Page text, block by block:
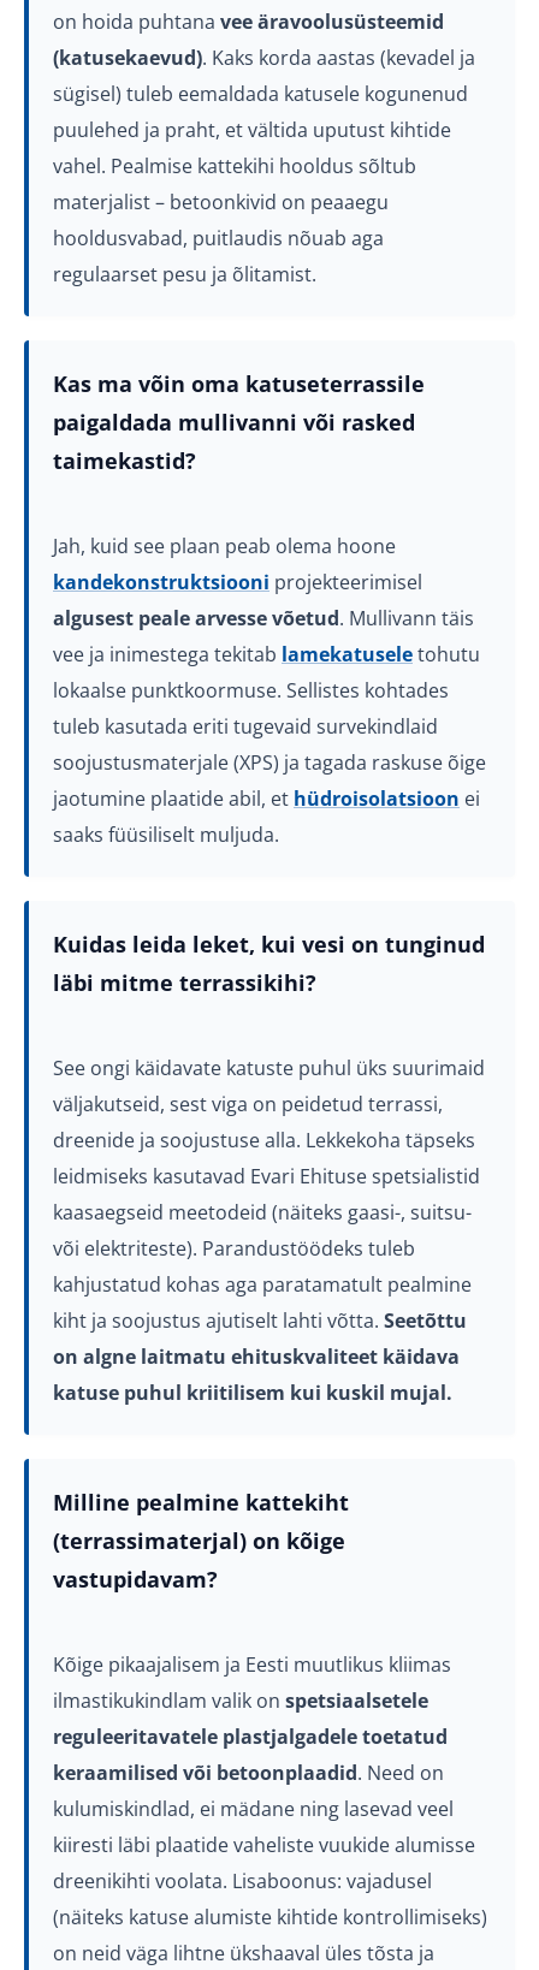
on hoida puhtana vee äravoolusüsteemid
(katusekaevud). Kaks korda aastas (kevadel ja
sügisel) tuleb eemaldada katusele kogunenud
puulehed ja praht, et vältida uputust kihtide
vahel. Pealmise kattekihi hooldus sõltub
materjalist – betoonkivid on peaaegu
hooldusvabad, puitlaudis nõuab aga
regulaarset pesu ja õlitamist.
Kas ma võin oma katuseterrassile
paigaldada mullivanni või rasked
taimekastid?
Jah, kuid see plaan peab olema hoone
kandekonstruktsiooni projekteerimisel
algusest peale arvesse võetud. Mullivann täis
vee ja inimestega tekitab lamekatuseletohutu
lokaalse punktkoormuse. Sellistes kohtades
tuleb kasutada eriti tugevaid survekindlaid
soojustusmaterjale (XPS) ja tagada raskuse õige
jaotumine plaatide abil, et hüdroisolatsioon ei
saaks füüsiliselt muljuda.
Kuidas leida leket, kui vesi on tunginud
läbi mitme terrassikihi?
See ongi käidavate katuste puhul üks suurimaid
väljakutseid, sest viga on peidetud terrassi,
dreenide ja soojustuse alla. Lekkekoha täpseks
leidmiseks kasutavad Evari Ehituse spetsialistid
kaasaegseid meetodeid (näiteks gaasi-, suitsu-
või elektriteste). Parandustöödeks tuleb
kahjustatud kohas aga paratamatult pealmine
kiht ja soojustus ajutiselt lahti võtta. Seetõttu
on algne laitmatu ehituskvaliteet käidava
katuse puhul kriitilisem kui kuskil mujal.
Milline pealmine kattekiht
(terrassimaterjal) on kõige
vastupidavam?
Kõige pikaajalisem ja Eesti muutlikus kliimas
ilmastikukindlam valik on spetsiaalsetele
reguleeritavatele plastjalgadele toetatud
keraamilised või betoonplaadid. Need on
kulumiskindlad, ei mädane ning lasevad veel
kiiresti läbi plaatide vaheliste vuukide alumisse
dreenikihti voolata. Lisaboonus: vajadusel
(näiteks katuse alumiste kihtide kontrollimiseks)
on neid väga lihtne ükshaaval üles tõsta ja